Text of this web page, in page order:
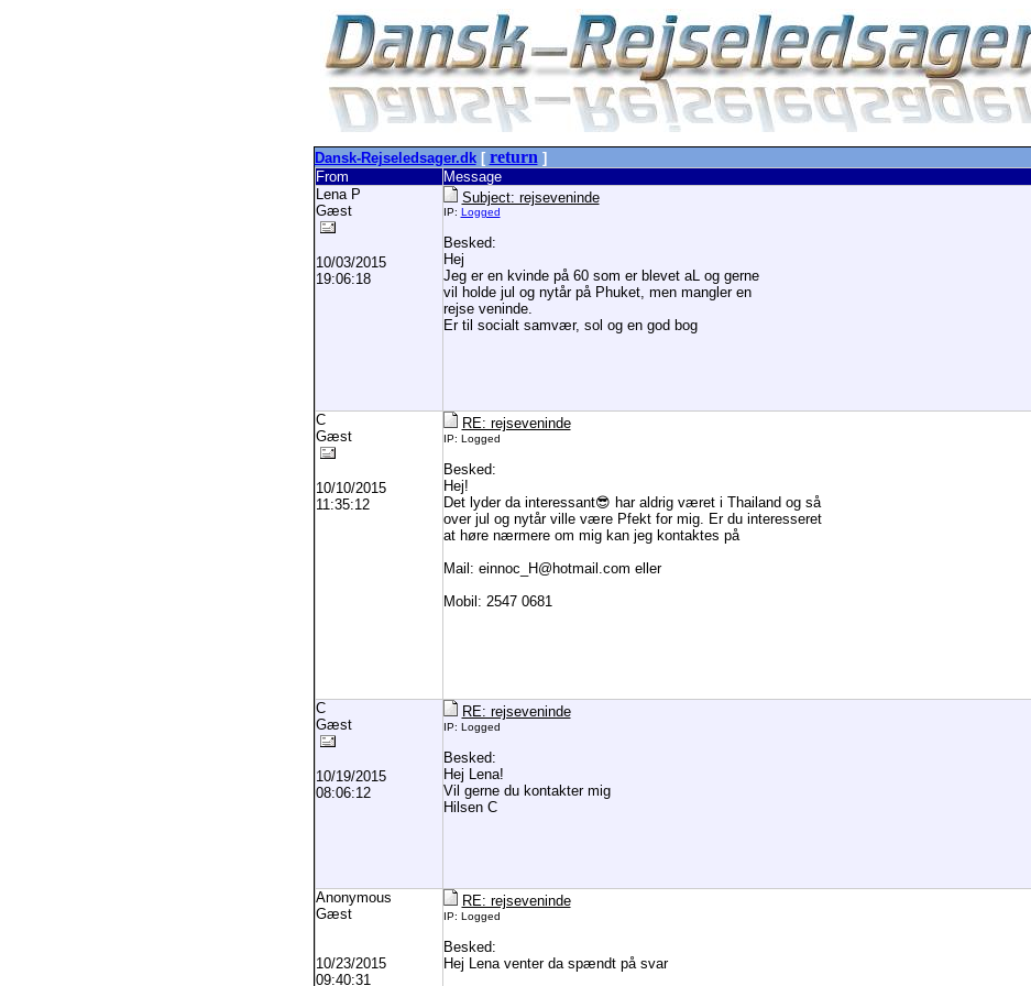
Dansk-Rejseledsager.dk[ return ]
From
Message
Lena P
Gæst
10/03/2015
19:06:18
Subject: rejseveninde
IP: Logged
Besked:
Hej
Jeg er en kvinde på 60 som er blevet aL og gerne
vil holde jul og nytår på Phuket, men mangler en
rejse veninde.
Er til socialt samvær, sol og en god bog
C
Gæst
10/10/2015
11:35:12
RE: rejseveninde
IP: Logged
Besked:
Hej!
Det lyder da interessant😎 har aldrig været i Thailand og så
over jul og nytår ville være Pfekt for mig. Er du interesseret
at høre nærmere om mig kan jeg kontaktes på
Mail: einnoc_H@hotmail.com eller
Mobil: 2547 0681
C
Gæst
10/19/2015
08:06:12
RE: rejseveninde
IP: Logged
Besked:
Hej Lena!
Vil gerne du kontakter mig
Hilsen C
Anonymous
Gæst
10/23/2015
09:40:31
RE: rejseveninde
IP: Logged
Besked:
Hej Lena venter da spændt på svar